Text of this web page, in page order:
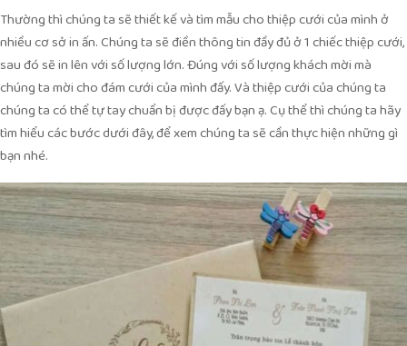
Thường thì chúng ta sẽ thiết kế và tìm mẫu cho thiệp cưới của mình ở
nhiều cơ sở in ấn. Chúng ta sẽ điền thông tin đầy đủ ở 1 chiếc thiệp cưới,
sau đó sẽ in lên với số lượng lớn. Đúng với số lượng khách mời mà
chúng ta mời cho đám cưới của mình đấy. Và thiệp cưới của chúng ta
chúng ta có thể tự tay chuẩn bị được đấy bạn ạ. Cụ thể thì chúng ta hãy
tìm hiểu các bước dưới đây, để xem chúng ta sẽ cần thực hiện những gì
bạn nhé.